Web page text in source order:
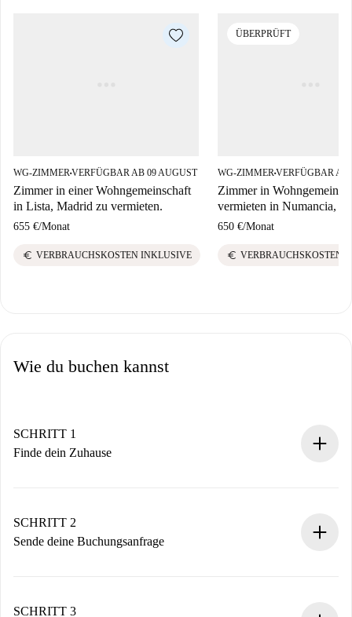
WG-ZIMMER■VERFÜGBAR AB 09 AUGUST
Zimmer in einer Wohngemeinschaft
in Lista, Madrid zu vermieten.
655 €/Monat
euro VERBRAUCHSKOSTEN INKLUSIVE
ÜBERPRÜFT
WG-ZIMMER■VERFÜGBAR AB
Zimmer in
vermieten in Numancia,
650 €/Monat
euro VERBRAUCHSKOSTEN
Wie du buchen kannst
SCHRITT 1
Finde dein Zuhause
Du erhältst alle notwendigen Informationen im Voraus.
SCHRITT 2
Sende deine Buchungsanfrage
Denk daran, dass wir dich erst belasten, wenn der
SCHRITT 3